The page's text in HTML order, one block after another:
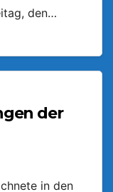
den…
der
in den